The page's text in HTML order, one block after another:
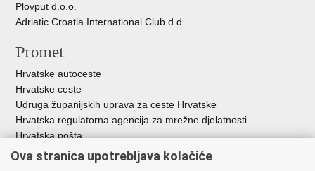
Plovput d.o.o.
Adriatic Croatia International Club d.d.
Promet
Hrvatske autoceste
Hrvatske ceste
Udruga županijskih uprava za ceste Hrvatske
Hrvatska regulatorna agencija za mrežne djelatnosti
Hrvatska pošta
HŽ Infrastruktura d.o.o.
HŽ putnički prijevoz
Ova stranica upotrebljava kolačiće